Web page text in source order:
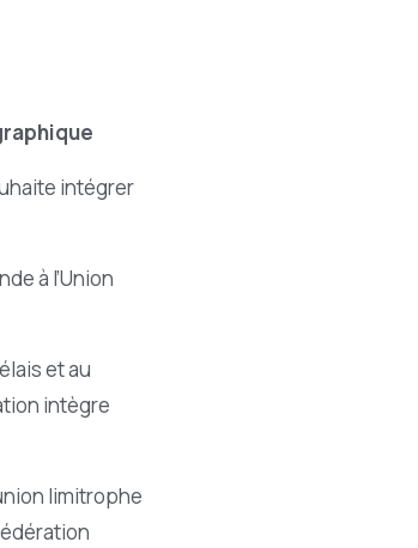
intégrer
à l’Union
et au
intègre
limitrophe